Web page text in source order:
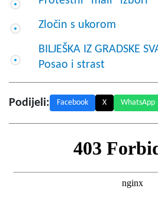
Zločin s ukorom
BILJEŠKA IZ GRADSKE
Posao i strast
Podijeli: Facebook X WhatsApp